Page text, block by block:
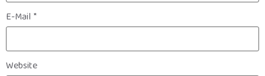
E-Mail *
Website